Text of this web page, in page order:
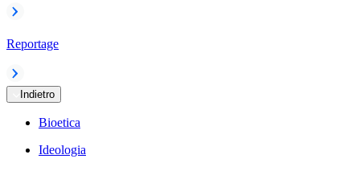
Reportage
Indietro
Bioetica
Ideologia